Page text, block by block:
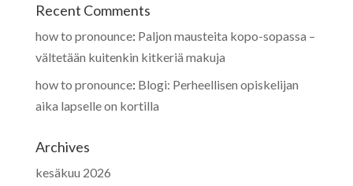
Recent Comments
how to pronounce: Paljon mausteita kopo-sopassa –
vältetään kuitenkin kitkeriä makuja
how to pronounce: Blogi: Perheellisen opiskelijan
aika lapselle on kortilla
Archives
kesäkuu 2026